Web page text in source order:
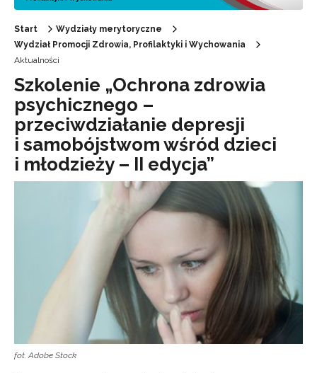
Start
Wydziały merytoryczne
Wydział Promocji Zdrowia, Profilaktyki i Wychowania
Aktualności
Szkolenie „Ochrona zdrowia
psychicznego –
przeciwdziałanie depresji
i samobójstwom wśród dzieci
i młodzieży – II edycja”
fot. Adobe Stock